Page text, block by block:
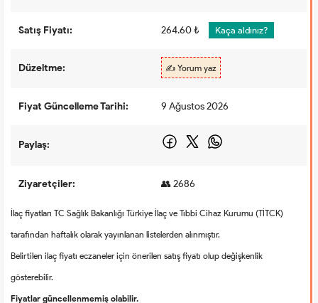
Satış Fiyatı: 264.60 ₺ Kaça aldınız?
Düzeltme: ✍️ Yorum yaz
Fiyat Güncelleme Tarihi: 9 Ağustos 2026
Paylaş:
Ziyaretçiler: 👥 2686
İlaç fiyatları TC Sağlık Bakanlığı Türkiye İlaç ve Tıbbi Cihaz Kurumu (TİTCK)
tarafından haftalık olarak yayınlanan listelerden alınmıştır.
Belirtilen ilaç fiyatı eczaneler için önerilen satış fiyatı olup değişkenlik
gösterebilir.
Fiyatlar güncellenmemiş olabilir.